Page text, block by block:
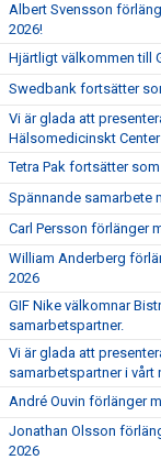
Albert Svensson
2026!
Hjärtligt välkommen till
Swedbank fortsätter
Vi är glada att
Hälsomedicinskt
Tetra Pak fortsätter
Spännande samarbete
Carl Persson förlänger
William Anderberg
2026
GIF Nike välkomnar
samarbetspartner.
Vi är glada att
samarbetspartner i vårt
André Ouvin förlänger
Jonathan Olsson
2026